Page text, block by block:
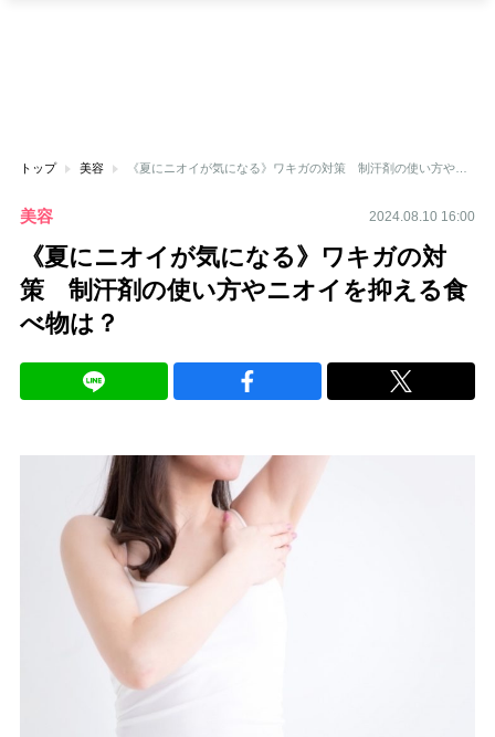
トップ 美容 《夏にニオイが気になる》ワキガの対策 制汗剤の使い方やニオイを抑える食べ物は？
美容 2024.08.10 16:00
《夏にニオイが気になる》ワキガの対
策 制汗剤の使い方やニオイを抑える食
べ物は？